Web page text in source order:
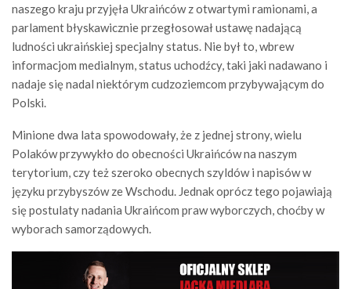
naszego kraju przyjęła Ukraińców z otwartymi ramionami, a
parlament błyskawicznie przegłosował ustawę nadającą
ludności ukraińskiej specjalny status. Nie był to, wbrew
informacjom medialnym, status uchodźcy, taki jaki nadawano i
nadaje się nadal niektórym cudzoziemcom przybywającym do
Polski.
Minione dwa lata spowodowały, że z jednej strony, wielu
Polaków przywykło do obecności Ukraińców na naszym
terytorium, czy też szeroko obecnych szyldów i napisów w
języku przybyszów ze Wschodu. Jednak oprócz tego pojawiają
się postulaty nadania Ukraińcom praw wyborczych, choćby w
wyborach samorządowych.